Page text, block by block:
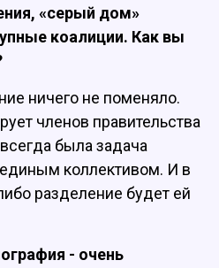
«cерый дом»
коалиции. Как вы
ничего не поменяло.
членов правительства
была задача
единым коллективом. И в
разделение будет ей
- очень